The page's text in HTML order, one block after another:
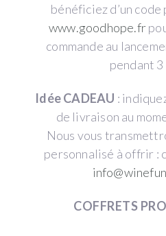
bénéficiez d’un
www.goodhope.fr
commande au
pendant 3
Idée CADEAU :
de livraison au
Nous vous
personnalisé à offrir :
COFFRETS